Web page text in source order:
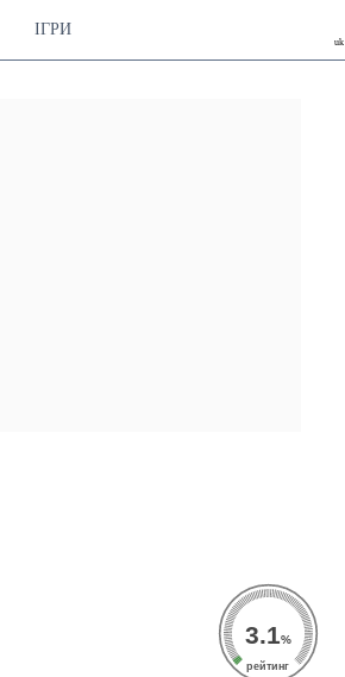
uk
ІГРИ
3.1%
рейтинг